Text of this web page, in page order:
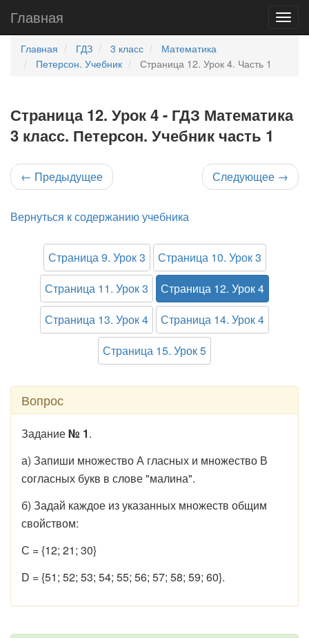
Главная
Главная ГДЗ 3 класс
Математика
Петерсон. Учебник
Страница 12. Урок 4. Часть 1
Страница 12. Урок 4 - ГДЗ Математика
3 класс. Петерсон. Учебник часть 1
← Предыдущее Следующее →
Вернуться к содержанию учебника
Страница 9. Урок 3
Страница 10. Урок 3
Страница 11. Урок 3
Страница 12. Урок 4
Страница 13. Урок 4
Страница 14. Урок 4
Страница 15. Урок 5
Вопрос
Задание№ 1.
а) Запиши множество А гласных и множество В
согласных букв в слове "малина".
б) Задай каждое из указанных множеств общим
свойством:
С = {12; 21; 30}
D = {51; 52; 53; 54; 55; 56; 57; 58; 59; 60}.